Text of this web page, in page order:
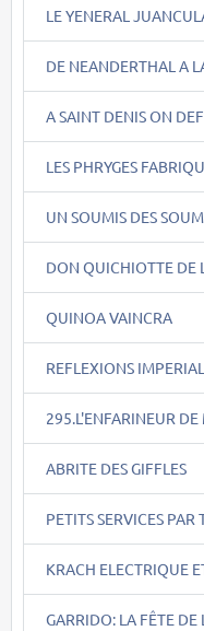
LE YENERAL
DE NEANDERTHAL A
A SAINT DENIS ON
LES PHRYGES
UN SOUMIS DES
DON QUICHIOTTE DE
QUINOA VAINCRA
REFLEXIONS
295.L'ENFARINEUR
ABRITE DES GIFFLES
PETITS SERVICES PAR
KRACH ELECTRIQUE
GARRIDO: LA FÊTE DE